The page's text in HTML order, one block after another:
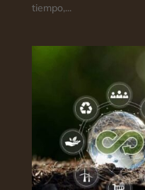
tiempo,...